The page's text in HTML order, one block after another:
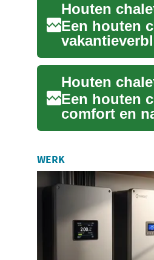
Houten
Een houten
Een houten
comfort en
WERK